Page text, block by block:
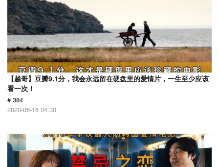
【越哥】豆瓣9.1分，我会永远留在硬盘里的爱情片，一生至少应该
看一次！
# 384
2020-06-16 04:30